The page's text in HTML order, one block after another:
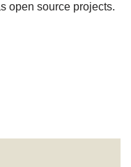
open source projects.